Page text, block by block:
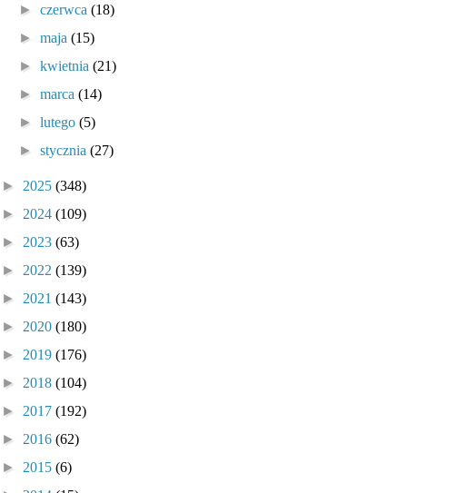
►czerwca(18)
►maja(15)
►kwietnia(21)
►marca(14)
►lutego(5)
►stycznia(27)
► 2025 (348)
► 2024 (109)
► 2023 (63)
► 2022 (139)
► 2021 (143)
► 2020 (180)
► 2019 (176)
► 2018 (104)
► 2017 (192)
► 2016 (62)
► 2015 (6)